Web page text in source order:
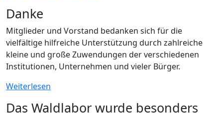
Danke
Mitglieder und Vorstand bedanken sich für die
vielfältige hilfreiche Unterstützung durch zahlreiche
kleine und große Zuwendungen der verschiedenen
Institutionen, Unternehmen und vieler Bürger.
Weiterlesen
Das Waldlabor wurde besonders